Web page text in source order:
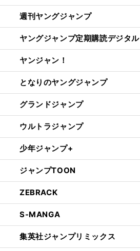
週刊ヤングジャンプ
ヤングジャンプ定期購読デジタル
ヤンジャン！
となりのヤングジャンプ
グランドジャンプ
ウルトラジャンプ
少年ジャンプ+
ジャンプTOON
ZEBRACK
S-MANGA
集英社ジャンプリミックス